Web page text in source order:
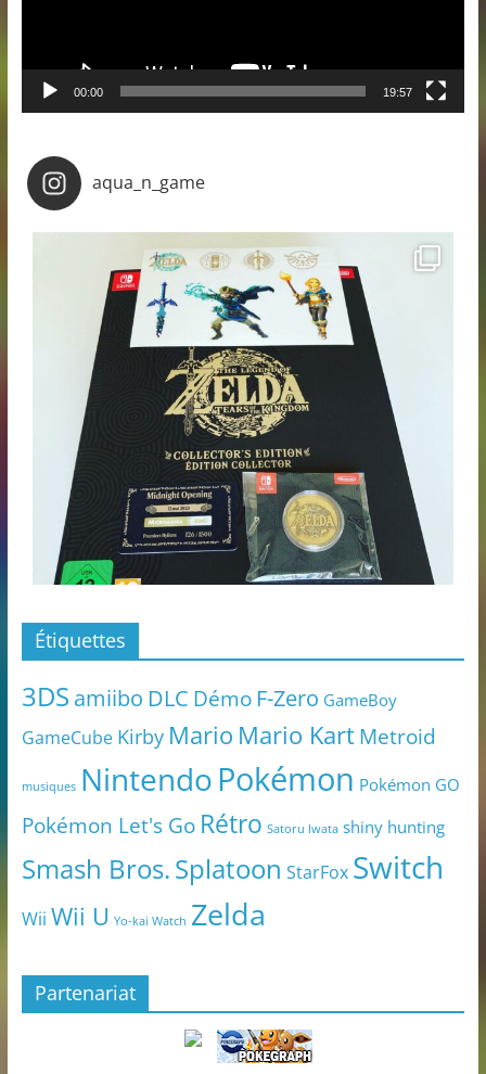
00:00 19:57
aqua_n_game
Étiquettes
3DS amiibo DLC Démo F-Zero GameBoy
GameCube Kirby Mario Mario KartMetroid
musiques NintendoPokémon Pokémon GO
Pokémon Let's Go Rétro Satoru Iwata shiny hunting
Smash Bros.Splatoon StarFox Switch
Wii Wii U Yo-kai Watch Zelda
Partenariat